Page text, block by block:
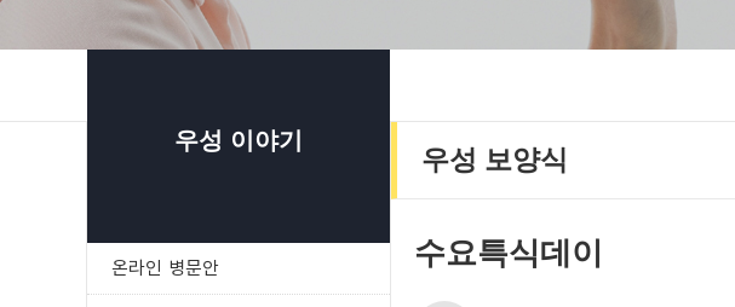
우성 이야기
온라인 병문안
우성 보양식
수요특식데이